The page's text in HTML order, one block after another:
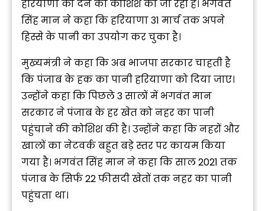
हरियाणा को देने की कोशिश की जा रही है। भगवंत
सिंह मान ने कहा कि हरियाणा 31 मार्च तक अपने
हिस्से के पानी का उपयोग कर चुका है।
मुख्यमंत्री ने कहा कि अब भाजपा सरकार चाहती है
कि पंजाब के हक का पानी हरियाणा को दिया जाए।
उन्होंने कहा कि पिछले 3 सालों में भगवंत मान
सरकार ने पंजाब के हर खेत को नहर का पानी
पहुंचाने की कोशिश की है। उन्होंने कहा कि नहरों और
खालों का नेटवर्क बहुत बड़े स्तर पर कायम किया
गया है। भगवंत सिंह मान ने कहा कि साल 2021 तक
पंजाब के सिर्फ 22 फीसदी खेतों तक नहर का पानी
पहुंचता था।